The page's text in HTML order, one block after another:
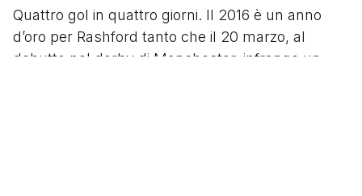
Quattro gol in quattro giorni. Il 2016 è un anno
d’oro per Rashford tanto che il 20 marzo, al
debutto nel derby di Manchester, infrange un